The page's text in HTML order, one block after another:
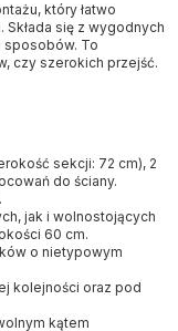
który łatwo
się z wygodnych
sposobów. To
czy szerokich przejść.
sekcji: 72 cm), 2
do ściany.
jak i wolnostojących
60 cm.
o nietypowym
kolejności oraz pod
kątem